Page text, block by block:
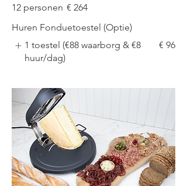
12 personen € 264
Huren Fonduetoestel (Optie)
1 toestel (€88 waarborg & €8
huur/dag)
€ 96